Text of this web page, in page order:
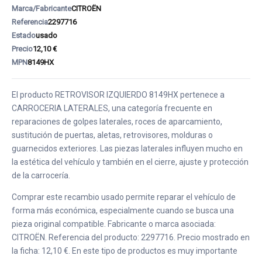
Marca/FabricanteCITROËN
Referencia2297716
Estadousado
Precio12,10 €
MPN8149HX
El producto RETROVISOR IZQUIERDO 8149HX pertenece a
CARROCERIA LATERALES, una categoría frecuente en
reparaciones de golpes laterales, roces de aparcamiento,
sustitución de puertas, aletas, retrovisores, molduras o
guarnecidos exteriores. Las piezas laterales influyen mucho en
la estética del vehículo y también en el cierre, ajuste y protección
de la carrocería.
Comprar este recambio usado permite reparar el vehículo de
forma más económica, especialmente cuando se busca una
pieza original compatible. Fabricante o marca asociada:
CITROËN. Referencia del producto: 2297716. Precio mostrado en
la ficha: 12,10 €. En este tipo de productos es muy importante